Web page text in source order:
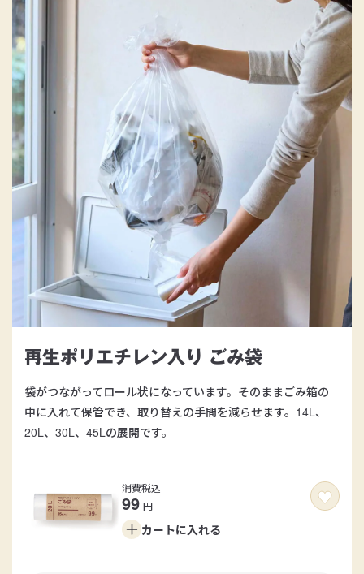
再生ポリエチレン入り ごみ袋
袋がつながってロール状になっています。そのままごみ箱の
中に入れて保管でき、取り替えの手間を減らせます。14L、
20L、30L、45Lの展開です。
消費税込
99 円
カートに入れる